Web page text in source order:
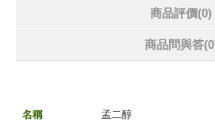
商品評價(0)
商品問與答
名稱 孟二醇